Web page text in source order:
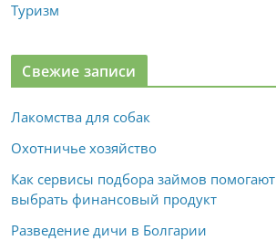
Туризм
Свежие записи
Лакомства для собак
Охотничье хозяйство
Как сервисы подбора займов помогают
выбрать финансовый продукт
Разведение дичи в Болгарии